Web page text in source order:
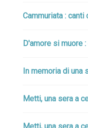
Cammuriata :
D'amore si muore
In memoria di una
Metti, una sera a